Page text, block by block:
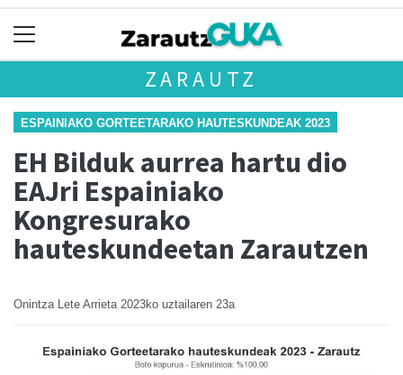
ZARAUTZ
ESPAINIAKO GORTEETARAKO HAUTESKUNDEAK 2023
EH Bilduk aurrea hartu dio
EAJri Espainiako
Kongresurako
hauteskundeetan Zarautzen
Onintza Lete Arrieta 2023ko uztailaren 23a